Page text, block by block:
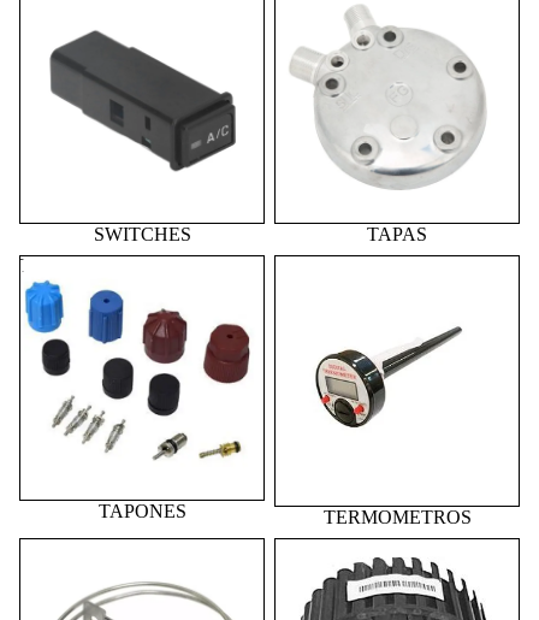
SWITCHES
TAPAS
TAPONES
TAPONES
TERMOMETROS